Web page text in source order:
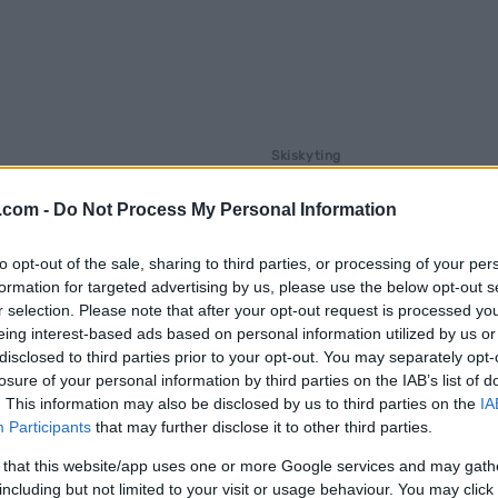
- Do Not Process My Personal Information
opt-out of the sale, sharing to third parties, or processing of your
for targeted advertising by us, please use the below opt-out
selection. Please note that after your opt-out request is processed
interest-based ads based on personal information utilized by us
to third parties prior to your opt-out. You may separately
of your personal information by third parties on the IAB’s list of
This information may also be disclosed by us to third parties on the
Participants that may further disclose it to other third parties.
that this website/app uses one or more Google services and may
but not limited to your visit or usage behaviour. You may
år
SCHEVE 15.12.2024
står Norge og Frankrike
og skyter om seieren, men så
den ferske ankermannen.
Skiskyting
BY INGEBORG SCHEVE
Onsdag ettermiddag er det
stafett i verdenscupen i
Östersund. Se Norges lag,
startlister her.